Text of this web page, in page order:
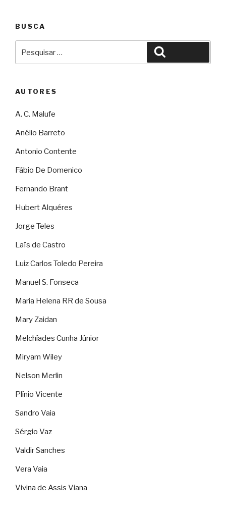
BUSCA
por:
AUTORES
A. C. Malufe
Anélio Barreto
Antonio Contente
Fábio De Domenico
Fernando Brant
Hubert Alquéres
Jorge Teles
Laïs de Castro
Luiz Carlos Toledo Pereira
Manuel S. Fonseca
Maria Helena RR de Sousa
Mary Zaidan
Melchíades Cunha Júnior
Miryam Wiley
Nelson Merlin
Plínio Vicente
Sandro Vaia
Sérgio Vaz
Valdir Sanches
Vera Vaia
Vivina de Assis Viana